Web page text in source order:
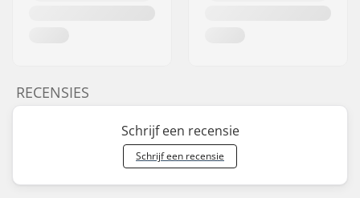
RECENSIES
Schrijf een recensie
Schrijf een recensie